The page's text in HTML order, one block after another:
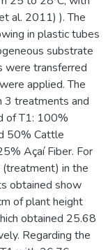
al. 2011) ). The
in plastic tubes
substrate
were transferred
applied. The
3 treatments and
of T1: 100%
50% Cattle
Açaí Fiber. For
in the
obtained show
of plant height
obtained 25.68
Regarding the